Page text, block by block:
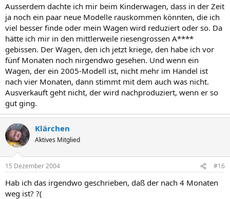
Ausserdem dachte ich mir beim Kinderwagen, dass in der Zeit
ja noch ein paar neue Modelle rauskommen könnten, die ich
viel besser finde oder mein Wagen wird reduziert oder so. Da
hätte ich mir in den mittlerweile riesengrossen A****
gebissen. Der Wagen, den ich jetzt kriege, den habe ich vor
fünf Monaten noch nirgendwo gesehen. Und wenn ein
Wagen, der ein 2005-Modell ist, nicht mehr im Handel ist
nach vier Monaten, dann stimmt mit dem auch was nicht.
Ausverkauft geht nicht, der wird nachproduziert, wenn er so
gut ging.
Klärchen
Aktives Mitglied
15 Dezember 2004 #16
Hab ich das irgendwo geschrieben, daß der nach 4 Monaten
weg ist? ?(